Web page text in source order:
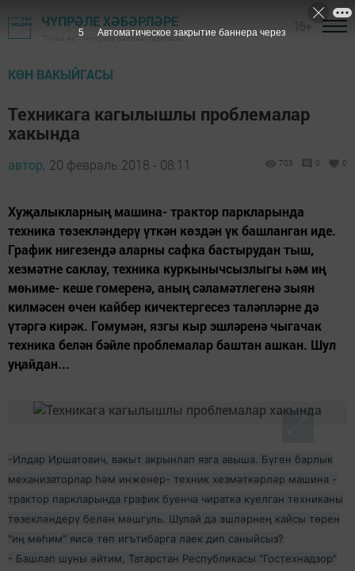
ЧҮПРӘЛЕ ХӘБӘРЛӘРЕ
"Туган як" - Чүпрәле районы газетасы
КӨН ВАКЫЙГАСЫ
Техникага кагылышлы проблемалар
хакында
автор, 20 февраль 2018 - 08:11 703 0 0
Хуҗалыкларның машина- трактор паркларында
техника төзекләндерү үткән көздән үк башланган иде.
График нигезендә аларны сафка бастырудан тыш,
хезмәтне саклау, техника куркынычсызлыгы һәм иң
мөһиме- кеше гомеренә, аның сәламәтлегенә зыян
килмәсен өчен кайбер кичектергесез таләпләрне дә
үтәргә кирәк. Гомумән, язгы кыр эшләренә чыгачак
техника белән бәйле проблемалар баштан ашкан. Шул
уңайдан...
-Илдар Иршатович, вакыт акрынлап язга авыша. Бүген барлык
механизаторлар һәм инженер- техник хезмәткәрләр машина -
трактор паркларында график буенча чиратка куелган техниканы
төзекләндерү белән мәшгуль. Шулай да эшләрнең кайсы төрен
"иң мөһим" яисә төп игътибарга лаек дип саныйсыз?
- Башлап шуны әйтим, Татарстан Республикасы "Гостехнадзор"
5 Автоматическое закрытие баннера через